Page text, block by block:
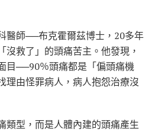
醫師──布克霍爾茲博士，20多年
沒救了」的頭痛苦主。他發現，
目──90％頭痛都是「偏頭痛機
理由怪罪病人，病人抱怨治療沒
類型，而是人體內建的頭痛產生